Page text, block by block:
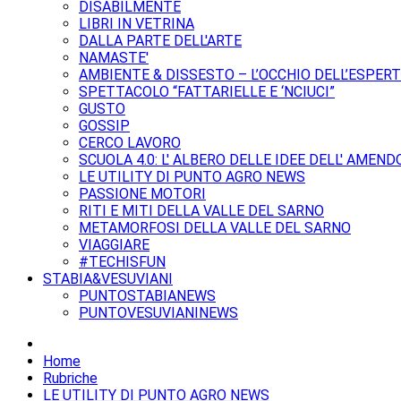
DISABILMENTE
LIBRI IN VETRINA
DALLA PARTE DELL'ARTE
NAMASTE'
AMBIENTE & DISSESTO – L’OCCHIO
SPETTACOLO “FATTARIELLE E ‘NCIUCI”
GUSTO
GOSSIP
CERCO LAVORO
SCUOLA 4.0: L' ALBERO DELLE IDEE DELL'
LE UTILITY DI PUNTO AGRO NEWS
PASSIONE MOTORI
RITI E MITI DELLA VALLE DEL SARNO
METAMORFOSI DELLA VALLE DEL SARNO
VIAGGIARE
#TECHISFUN
STABIA&VESUVIANI
PUNTOSTABIANEWS
PUNTOVESUVIANINEWS
Home
Rubriche
LE UTILITY DI PUNTO AGRO NEWS